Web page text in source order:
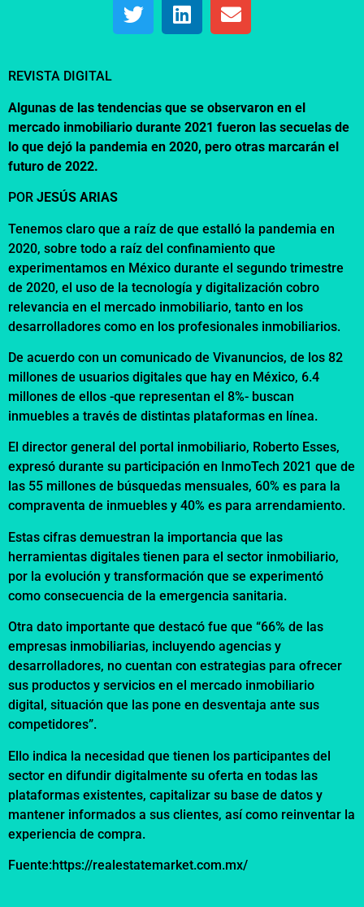
REVISTA DIGITAL
Algunas de las tendencias que se observaron en el
mercado inmobiliario durante 2021 fueron las secuelas de
lo que dejó la pandemia en 2020, pero otras marcarán el
futuro de 2022.
POR JESÚS ARIAS
Tenemos claro que a raíz de que estalló la pandemia en
2020, sobre todo a raíz del confinamiento que
experimentamos en México durante el segundo trimestre
de 2020, el uso de la tecnología y digitalización cobro
relevancia en el mercado inmobiliario, tanto en los
desarrolladores como en los profesionales inmobiliarios.
De acuerdo con un comunicado de Vivanuncios, de los 82
millones de usuarios digitales que hay en México, 6.4
millones de ellos -que representan el 8%- buscan
inmuebles a través de distintas plataformas en línea.
El director general del portal inmobiliario, Roberto Esses,
expresó durante su participación en InmoTech 2021 que de
las 55 millones de búsquedas mensuales, 60% es para la
compraventa de inmuebles y 40% es para arrendamiento.
Estas cifras demuestran la importancia que las
herramientas digitales tienen para el sector inmobiliario,
por la evolución y transformación que se experimentó
como consecuencia de la emergencia sanitaria.
Otra dato importante que destacó fue que “66% de las
empresas inmobiliarias, incluyendo agencias y
desarrolladores, no cuentan con estrategias para ofrecer
sus productos y servicios en el mercado inmobiliario
digital, situación que las pone en desventaja ante sus
competidores”.
Ello indica la necesidad que tienen los participantes del
sector en difundir digitalmente su oferta en todas las
plataformas existentes, capitalizar su base de datos y
mantener informados a sus clientes, así como reinventar la
experiencia de compra.
Fuente:https://realestatemarket.com.mx/